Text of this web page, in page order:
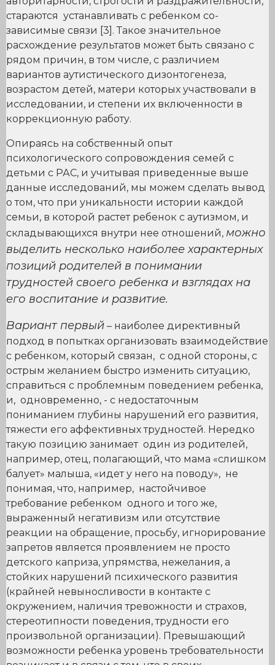
стараются устанавливать с ребенком со-
зависимые связи [3]. Такое значительное
расхождение результатов может быть связано с
рядом причин, в том числе, с различием
вариантов аутистического дизонтогенеза,
возрастом детей, матери которых участвовали в
исследовании, и степени их включенности в
коррекционную работу.
Опираясь на собственный опыт
психологического сопровождения семей с
детьми с РАС, и учитывая приведенные выше
данные исследований, мы можем сделать вывод
о том, что при уникальности истории каждой
семьи, в которой растет ребенок с аутизмом, и
складывающихся внутри нее отношений, можно
выделить несколько наиболее характерных
позиций родителей в понимании
трудностей своего ребенка и взглядах на
его воспитание и развитие.
Вариант первый – наиболее директивный
подход в попытках организовать взаимодействие
с ребенком, который связан, с одной стороны, с
острым желанием быстро изменить ситуацию,
справиться с проблемным поведением ребенка,
и, одновременно, - с недостаточным
пониманием глубины нарушений его развития,
тяжести его аффективных трудностей. Нередко
такую позицию занимает один из родителей,
например, отец, полагающий, что мама «слишком
балует» малыша, «идет у него на поводу», не
понимая, что, например, настойчивое
требование ребенком одного и того же,
выраженный негативизм или отсутствие
реакции на обращение, просьбу, игнорирование
запретов является проявлением не просто
детского каприза, упрямства, нежелания, а
стойких нарушений психического развития
(крайней невыносливости в контакте с
окружением, наличия тревожности и страхов,
стереотипности поведения, трудности его
произвольной организации). Превышающий
возможности ребенка уровень требовательности